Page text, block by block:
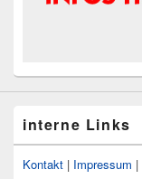
interne Links
Kontakt | Impressum |